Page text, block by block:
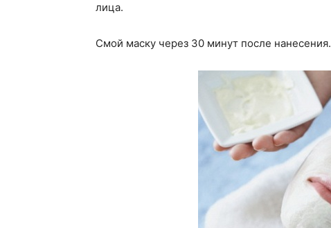
лица.
Смой маску через 30 минут после нанесения.